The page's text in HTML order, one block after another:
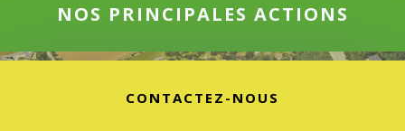
NOS PRINCIPALES ACTIONS
CONTACTEZ-NOUS